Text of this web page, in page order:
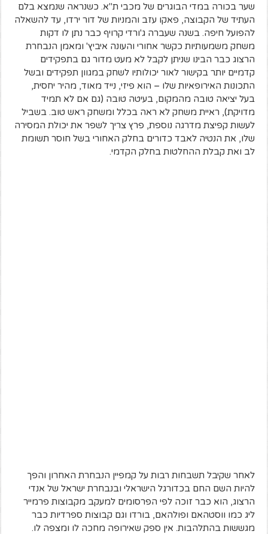
שער בכורה במדי הבוגרים של מכבי ת"א. כשנראה שנמצא בלם
העתיד של הקבוצה, פאקו עזב והמניות של דור ירדו, עד להשאלה
להפועל חיפה. בשנה שעברה ג'ורדי קרויף כבר נתן לו דקות
משחק משמעותיות כקשר אחורי והעונה איביץ' ומאמן הנבחרת
הרצוג כבר הבינו שניתן לקבל לא מעט מדור גם בתפקידים
קדמיים יותר בקישור לאור יכולותיו לשחק במגוון תפקידים ובשל
התכונות האירופאיות שלו – הוא פיזי, נייד מאוד, מהיר יחסית,
בעל יציאה טובה מהמקום, בעיטה טובה (גם אם לא תמיד
מדויקת), ראיית משחק לא ראה בכלל ומשחק ראש טוב. בשביל
לעשות קפיצת מדרגה נוספת, פרץ צריך לשפר את יכולת המסירה
שלו, את הנטיה לאבד כדורים בחלק האחורי בשל חוסר תשומת
לב ואת קבלת ההחלטות בחלק הקדמי.
לאחר שקיבל תשבחות רבות על קמפיין הנבחרת האחרון והפך
להיות השם החם בכדורגל הישראלי ובנבחרת ישראל של אנדי
הרצוג, הוא כבר זוכה לפי הפרסומים למעקב מקבוצות פרמייר
ליג כמו ווסטהאם ופולהאם, בורדו וגם קבוצות ספרדיות כבר
מגששות בהתלהבות. אין ספק שאירופה מחכה לו ומצפה לו.